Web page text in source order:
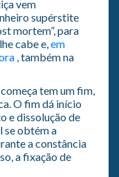
vem
supérstite
mortem”, para
cabe e,em
, também na
tem um fim,
O fim dá início
e dissolução de
se obtém a
a constância
a fixação de